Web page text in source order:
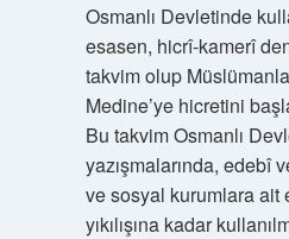
Osmanlı Devletinde
esasen, hicrî-kamerî
takvim olup
Medine’ye hicretini
Bu takvim Osmanlı
yazışmalarında, edebî
ve sosyal kurumlara ait
yıkılışına kadar